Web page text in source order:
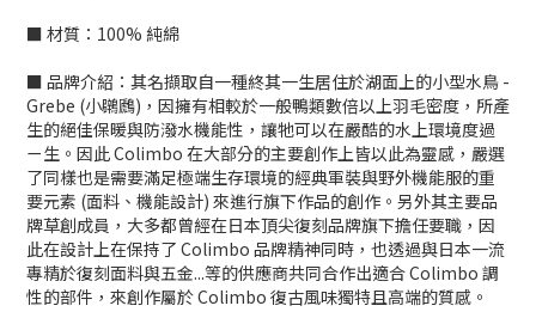
■ 材質：100% 純綿
■ 品牌介紹：其名擷取自一種終其一生居住於湖面上的小型水鳥 -
Grebe (小鸊鷉)，因擁有相較於一般鴨類數倍以上羽毛密度，所產
生的絕佳保暖與防潑水機能性，讓牠可以在嚴酷的水上環境度過
ㄧ生。因此 Colimbo 在大部分的主要創作上皆以此為靈感，嚴選
了同樣也是需要滿足極端生存環境的經典軍裝與野外機能服的重
要元素 (面料、機能設計) 來進行旗下作品的創作。另外其主要品
牌草創成員，大多都曾經在日本頂尖復刻品牌旗下擔任要職，因
此在設計上在保持了 Colimbo 品牌精神同時，也透過與日本一流
專精於復刻面料與五金...等的供應商共同合作出適合 Colimbo 調
性的部件，來創作屬於 Colimbo 復古風味獨特且高端的質感。